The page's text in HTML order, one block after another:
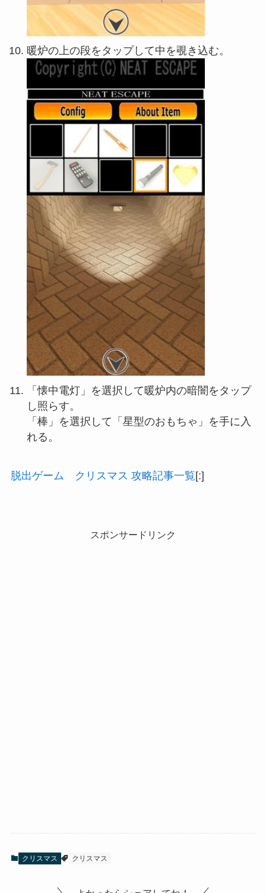
暖炉の上の段をタップして中を覗き込む。
「懐中電灯」を選択して暖炉内の暗闇をタップ
し照らす。
「棒」を選択して「星型のおもちゃ」を手に入
れる。
脱出ゲーム クリスマス 攻略記事一覧[:]
スポンサードリンク
クリスマス クリスマス